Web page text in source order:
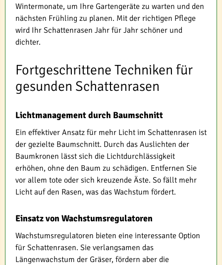
Wintermonate, um Ihre Gartengeräte zu warten und den
nächsten Frühling zu planen. Mit der richtigen Pflege
wird Ihr Schattenrasen Jahr für Jahr schöner und
dichter.
Fortgeschrittene Techniken für
gesunden Schattenrasen
Lichtmanagement durch Baumschnitt
Ein effektiver Ansatz für mehr Licht im Schattenrasen ist
der gezielte Baumschnitt. Durch das Auslichten der
Baumkronen lässt sich die Lichtdurchlässigkeit
erhöhen, ohne den Baum zu schädigen. Entfernen Sie
vor allem tote oder sich kreuzende Äste. So fällt mehr
Licht auf den Rasen, was das Wachstum fördert.
Einsatz von Wachstumsregulatoren
Wachstumsregulatoren bieten eine interessante Option
für Schattenrasen. Sie verlangsamen das
Längenwachstum der Gräser, fördern aber die